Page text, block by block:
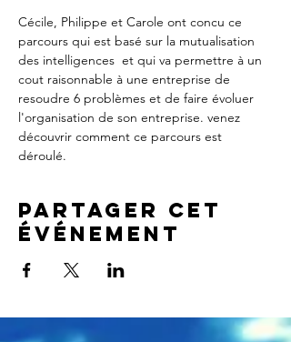
Cécile, Philippe et Carole ont concu ce
parcours qui est basé sur la mutualisation
des intelligences  et qui va permettre à un
cout raisonnable à une entreprise de
resoudre 6 problèmes et de faire évoluer
l'organisation de son entreprise. venez
découvrir comment ce parcours est
déroulé.
Partager cet
événement